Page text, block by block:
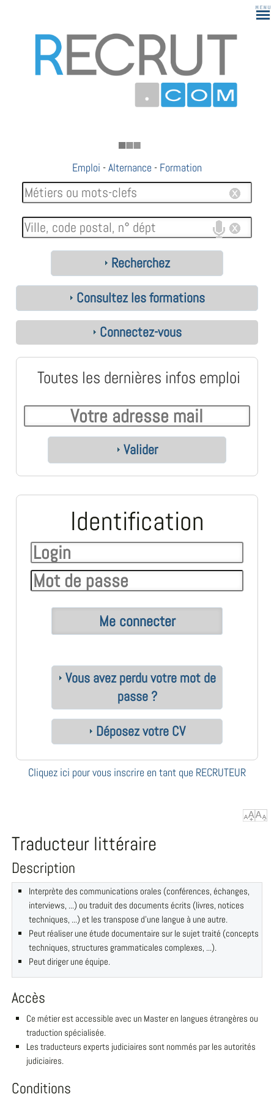
183
Emploi -Alternance - Formation
Recherchez
Consultez les formations
Connectez-vous
Toutes les dernières infos emploi
Valider
Identification
Vous avez perdu votre mot de
passe ?
Déposez votre CV
Cliquez ici pour vous inscrire en tant que RECRUTEUR
Traducteur littéraire
Description
Interprète des communications orales (conférences, échanges,
interviews, ...) ou traduit des documents écrits (livres, notices
techniques, ...) et les transpose d'une langue à une autre.
Peut réaliser une étude documentaire sur le sujet traité (concepts
techniques, structures grammaticales complexes, ...).
Peut diriger une équipe.
Accès
Ce métier est accessible avec un Master en langues étrangères ou
traduction spécialisée.
Les traducteurs experts judiciaires sont nommés par les autorités
judiciaires.
Conditions